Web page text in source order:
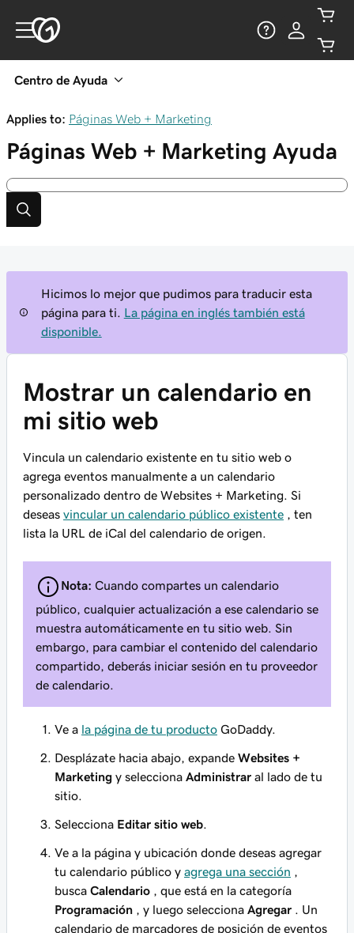
Centro de Ayuda
Applies to: Páginas Web + Marketing
Páginas Web + Marketing Ayuda
Hicimos lo mejor que pudimos para traducir esta
página para ti.
La página en inglés también está
disponible.
Mostrar un calendario en
mi sitio web
Vincula un calendario existente en tu sitio web o
agrega eventos manualmente a un calendario
personalizado dentro de Websites + Marketing. Si
deseas vincular un calendario público existente , ten
lista la URL de iCal del calendario de origen.
Nota: Cuando compartes un calendario
público, cualquier actualización a ese calendario se
muestra automáticamente en tu sitio web. Sin
embargo, para cambiar el contenido del calendario
compartido, deberás iniciar sesión en tu proveedor
de calendario.
Ve a la página de tu producto GoDaddy.
Desplázate hacia abajo, expande Websites +
Marketing y selecciona Administrar al lado de tu
sitio.
Selecciona Editar sitio web
Ve a la página y ubicación donde deseas agregar
tu calendario público y agrega una sección
busca Calendario , que está en la categoría
Programación , y luego selecciona Agregar . Un
calendario de marcadores de posición de eventos